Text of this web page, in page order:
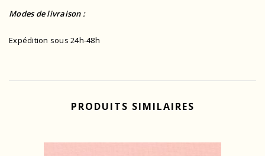
Modes de livraison :
Expédition sous 24h-48h
PRODUITS SIMILAIRES